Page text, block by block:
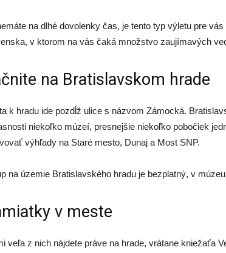
na dlhé dovolenky čas, je tento typ výletu pre
v ktorom na vás čaká množstvo zaujímavých
na Bratislavskom hrade
k hradu ide pozdĺž ulice s názvom Zámocká.
niekoľko múzeí, presnejšie niekoľko pobočiek
výhľady na Staré mesto, Dunaj a Most SNP.
na územie Bratislavského hradu je bezplatný, v
v meste
veľa z nich nájdete práve na hrade, vrátane kniežaťa